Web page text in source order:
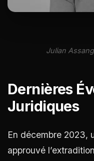
Julian
Dernières
Juridiques
En décembre 2023,
approuvé